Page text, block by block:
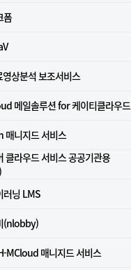
폼
영상분석 보조서비스
메일솔루션 for 케이티클라우드
매니지드 서비스
클라우드 서비스 공공기관용
러닝 LMS
(nlobby)
MCloud 매니지드 서비스